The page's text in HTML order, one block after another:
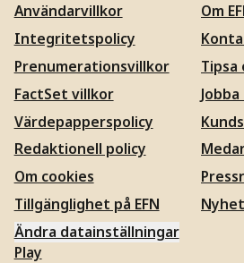
Användarvillkor
Integritetspolicy
Prenumerationsvillkor
FactSet villkor
Värdepapperspolicy
Redaktionell policy
Om cookies
Tillgänglighet på EFN
Ändra datainställningar
Om
Tipsa
Play